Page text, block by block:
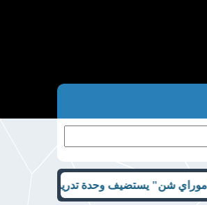
وحدة تدريبية مشتركة في كربلاء